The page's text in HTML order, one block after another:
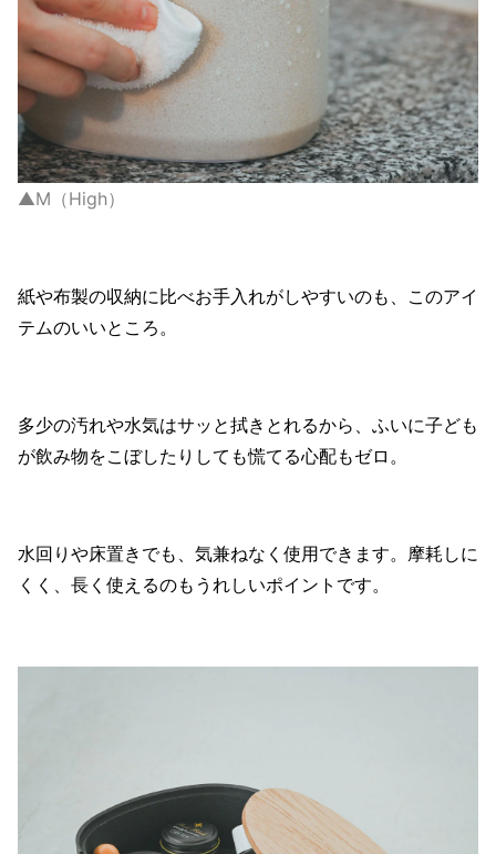
▲M（High）
紙や布製の収納に比べお手入れがしやすいのも、このアイ
テムのいいところ。
多少の汚れや水気はサッと拭きとれるから、ふいに子ども
が飲み物をこぼしたりしても慌てる心配もゼロ。
水回りや床置きでも、気兼ねなく使用できます。摩耗しに
くく、長く使えるのもうれしいポイントです。